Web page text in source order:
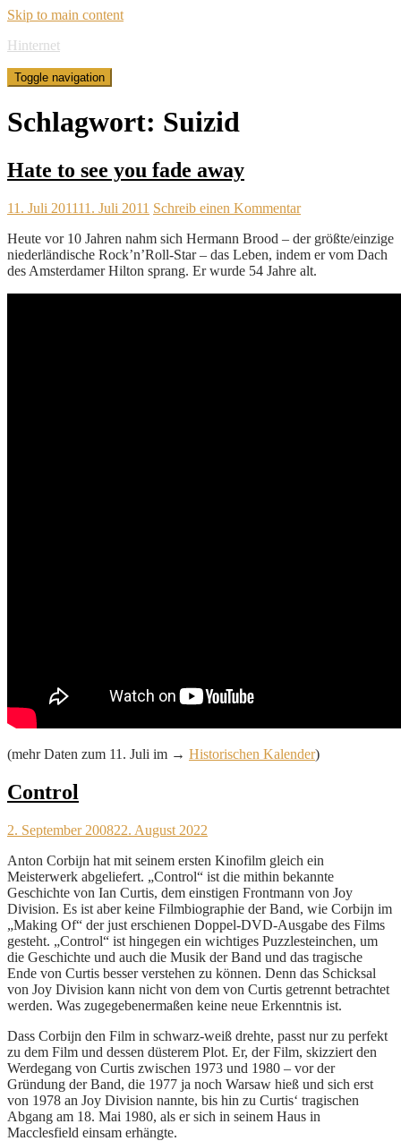
Skip to main content
Hinternet
Toggle navigation
Schlagwort: Suizid
Hate to see you fade away
11. Juli 201111. Juli 2011 Schreib einen Kommentar
Heute vor 10 Jahren nahm sich Hermann Brood – der größte/einzige
niederländische Rock’n’Roll-Star – das Leben, indem er vom Dach
des Amsterdamer Hilton sprang. Er wurde 54 Jahre alt.
(mehr Daten zum 11. Juli im → Historischen Kalender)
Control
2. September 200822. August 2022
Anton Corbijn hat mit seinem ersten Kinofilm gleich ein
Meisterwerk abgeliefert. „Control“ ist die mithin bekannte
Geschichte von Ian Curtis, dem einstigen Frontmann von Joy
Division. Es ist aber keine Filmbiographie der Band, wie Corbijn im
„Making Of“ der just erschienen Doppel-DVD-Ausgabe des Films
gesteht. „Control“ ist hingegen ein wichtiges Puzzlesteinchen, um
die Geschichte und auch die Musik der Band und das tragische
Ende von Curtis besser verstehen zu können. Denn das Schicksal
von Joy Division kann nicht von dem von Curtis getrennt betrachtet
werden. Was zugegebenermaßen keine neue Erkenntnis ist.
Dass Corbijn den Film in schwarz-weiß drehte, passt nur zu perfekt
zu dem Film und dessen düsterem Plot. Er, der Film, skizziert den
Werdegang von Curtis zwischen 1973 und 1980 – vor der
Gründung der Band, die 1977 ja noch Warsaw hieß und sich erst
von 1978 an Joy Division nannte, bis hin zu Curtis‘ tragischen
Abgang am 18. Mai 1980, als er sich in seinem Haus in
Macclesfield einsam erhängte.